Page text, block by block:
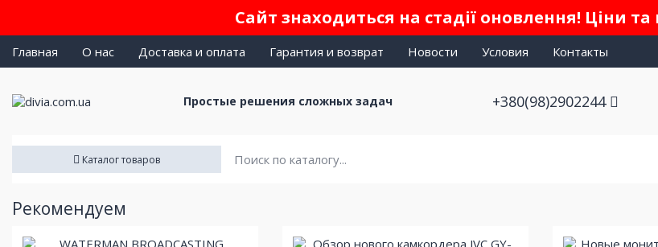
Сайт знаходиться на стадії оновлення! Ціни
Главная О нас Доставка и оплата Гарантия и возврат Новости Условия Контакты
Простые решения сложных задач +380(98)2902244
Каталог товаров
Рекомендуем